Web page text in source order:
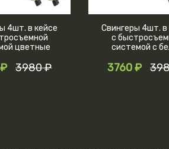
4шт. в кейсе
цветные
3980 ₽
Свингеры 4шт. в
с
системой с
3760 ₽